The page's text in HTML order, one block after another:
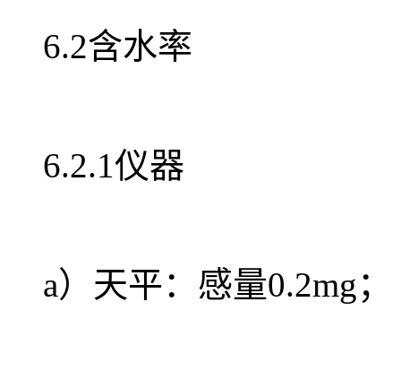
6.2含水率
6.2.1仪器
a）天平：感量0.2mg；